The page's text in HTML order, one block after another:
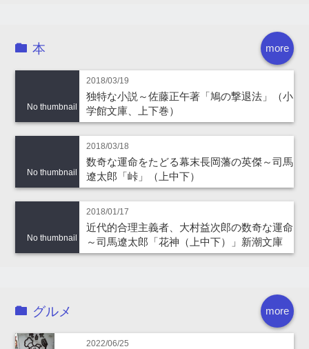
more
本
No thumbnail
2018/03/19
独特な小説～佐藤正午著「鳩の撃退法」（小
学館文庫、上下巻）
No thumbnail
2018/03/18
数奇な運命をたどる幕末長岡藩の英傑～司馬
遼太郎「峠」（上中下）
No thumbnail
2018/01/17
近代的合理主義者、大村益次郎の数奇な運命
～司馬遼太郎「花神（上中下）」新潮文庫
more
グルメ
2022/06/25